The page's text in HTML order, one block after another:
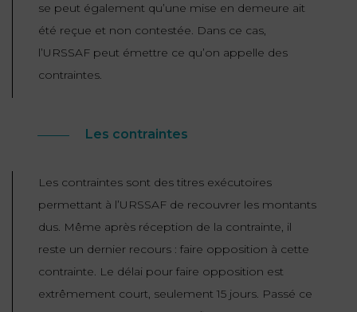
se peut également qu’une mise en demeure ait
été reçue et non contestée. Dans ce cas,
l’URSSAF peut émettre ce qu’on appelle des
contraintes.
Les contraintes
Les contraintes sont des titres exécutoires
permettant à l’URSSAF de recouvrer les montants
dus. Même après réception de la contrainte, il
reste un dernier recours : faire opposition à cette
contrainte. Le délai pour faire opposition est
extrêmement court, seulement 15 jours. Passé ce